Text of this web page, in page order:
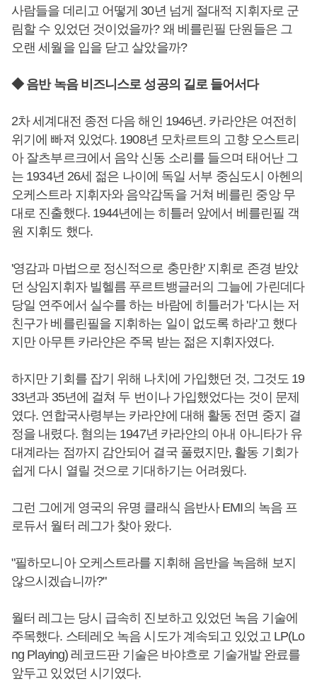
사람들을 데리고 어떻게 30년 넘게 절대적 지휘자로 군
림할 수 있었던 것이었을까? 왜 베를린필 단원들은 그
오랜 세월을 입을 닫고 살았을까?
◆ 음반 녹음 비즈니스로 성공의 길로 들어서다
2차 세계대전 종전 다음 해인 1946년. 카라얀은 여전히
위기에 빠져 있었다. 1908년 모차르트의 고향 오스트리
아 잘츠부르크에서 음악 신동 소리를 들으며 태어난 그
는 1934년 26세 젊은 나이에 독일 서부 중심도시 아헨의
오케스트라 지휘자와 음악감독을 거쳐 베를린 중앙 무
대로 진출했다. 1944년에는 히틀러 앞에서 베를린필 객
원 지휘도 했다.
'영감과 마법으로 정신적으로 충만한' 지휘로 존경 받았
던 상임지휘자 빌헬름 푸르트뱅글러의 그늘에 가린데다
당일 연주에서 실수를 하는 바람에 히틀러가 '다시는 저
친구가 베를린필을 지휘하는 일이 없도록 하라'고 했다
지만 아무튼 카라얀은 주목 받는 젊은 지휘자였다.
하지만 기회를 잡기 위해 나치에 가입했던 것, 그것도 19
33년과 35년에 걸쳐 두 번이나 가입했었다는 것이 문제
였다. 연합국사령부는 카라얀에 대해 활동 전면 중지 결
정을 내렸다. 혐의는 1947년 카라얀의 아내 아니타가 유
대계라는 점까지 감안되어 결국 풀렸지만, 활동 기회가
쉽게 다시 열릴 것으로 기대하기는 어려웠다.
그런 그에게 영국의 유명 클래식 음반사 EMI의 녹음 프
로듀서 월터 레그가 찾아 왔다.
"필하모니아 오케스트라를 지휘해 음반을 녹음해 보지
않으시겠습니까?"
월터 레그는 당시 급속히 진보하고 있었던 녹음 기술에
주목했다. 스테레오 녹음 시도가 계속되고 있었고 LP(Lo
ng Playing) 레코드판 기술은 바야흐로 기술개발 완료를
앞두고 있었던 시기였다.